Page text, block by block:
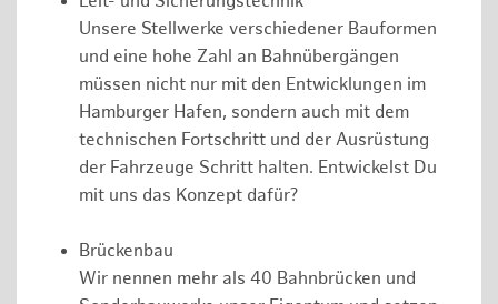
Unsere Stellwerke verschiedener Bauformen
und eine hohe Zahl an Bahnübergängen
müssen nicht nur mit den Entwicklungen im
Hamburger Hafen, sondern auch mit dem
technischen Fortschritt und der Ausrüstung
der Fahrzeuge Schritt halten. Entwickelst Du
mit uns das Konzept dafür?
Brückenbau
Wir nennen mehr als 40 Bahnbrücken und